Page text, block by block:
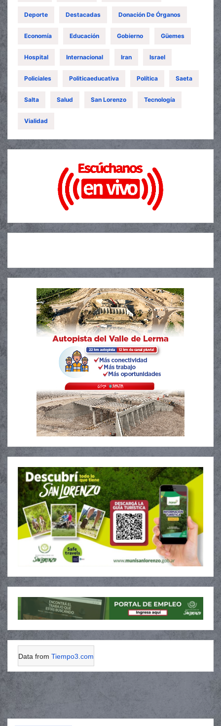
Deporte Destacadas Donación De Órganos
Economía Educación Gobierno Güemes
Hospital Internacional Iran Israel
Policiales Politicaeducativa Política Saeta
Salta Salud San Lorenzo Tecnología
Vialidad
Data from Tiempo3.com